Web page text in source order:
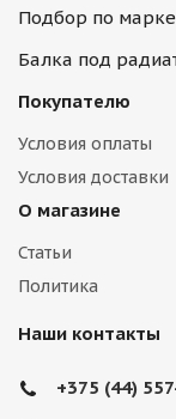
Подбор по марке
Балка под
Покупателю
Условия оплаты
Условия доставки
О магазине
Статьи
Политика
Наши контакты
+375 (44)